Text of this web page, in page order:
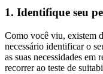
1. Identifique seu
Como você viu, existem
necessário identificar o
as suas necessidades em
recorrer ao teste de